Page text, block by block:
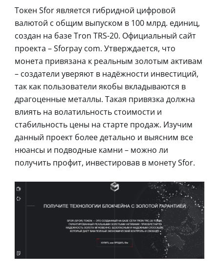
Токен Sfor является гибридной цифровой
валютой с общим выпуском в 100 млрд. единиц,
создан на базе Tron TRS-20. Официальный сайт
проекта – Sforpay com. Утверждается, что
монета привязана к реальным золотым активам
– создатели уверяют в надёжности инвестиций,
так как пользователи якобы вкладываются в
драгоценные металлы. Такая привязка должна
влиять на волатильность стоимости и
стабильность цены на старте продаж. Изучим
данный проект более детально и выясним все
нюансы и подводные камни – можно ли
получить профит, инвестировав в монету Sfor.